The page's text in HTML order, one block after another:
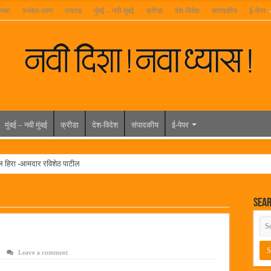
पनवेल-उरण रायगड मुंबई – नवी मुंबई क्रीडा देश-विदेश संपादकीय ई-पेपर
मुंबई – नवी मुंबई क्रीडा देश-विदेश संपादकीय ई-पेपर
-आमदार रविशेठ पाटील
मुख्य प्रशासकीय कार्यालयासह भव्य मूट कोर्टचे बुधवारी उद्घाटन
Leave a comment